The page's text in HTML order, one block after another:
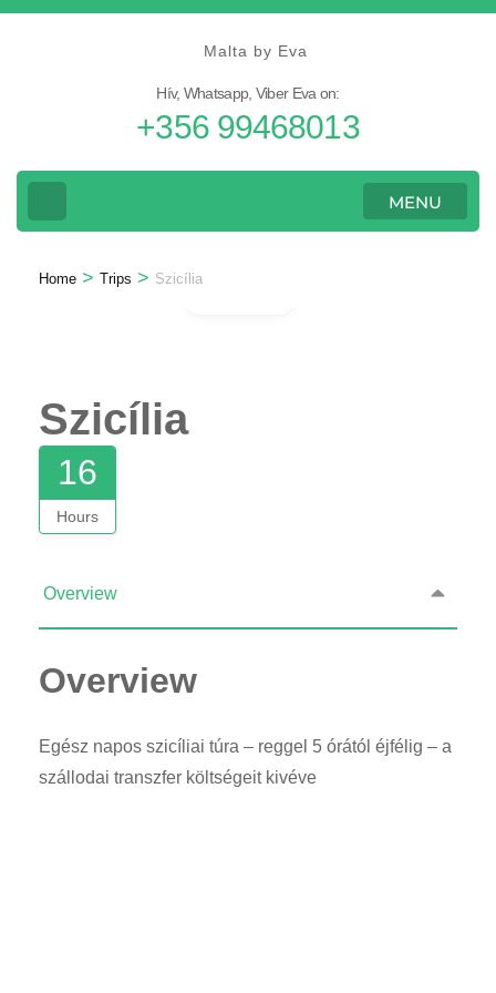
Skip
Malta by Eva
Hív, Whatsapp, Viber Eva on:
+356 99468013
MENU
Home > Trips > Szicília
Szicília
16
Hours
Overview
Overview
Egész napos szicíliai túra – reggel 5 órától éjfélig – a
szállodai transzfer költségeit kivéve